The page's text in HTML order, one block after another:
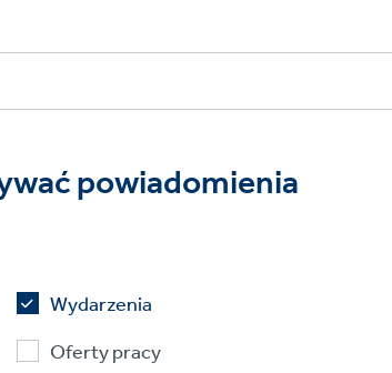
powiadomienia
Wydarzenia
Oferty pracy